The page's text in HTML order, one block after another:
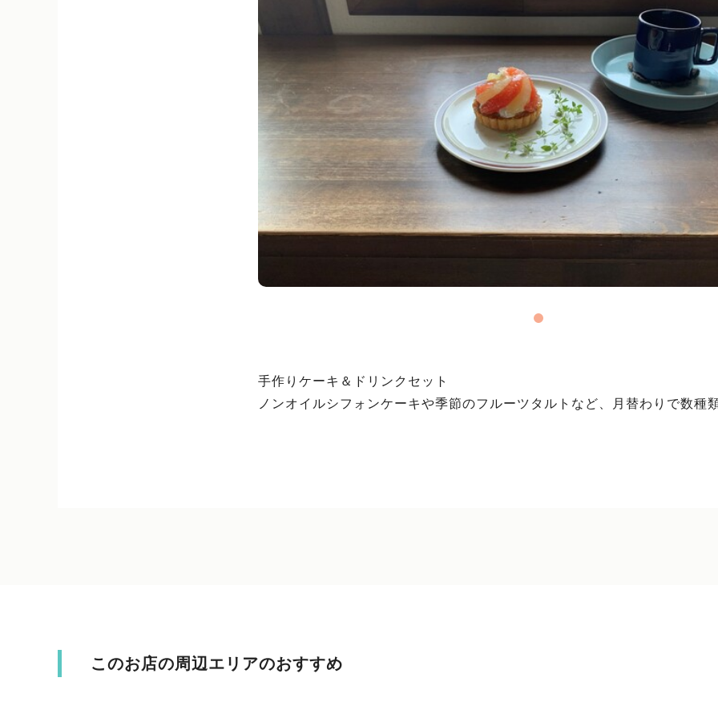
手作りケーキ＆ドリンクセット
ノンオイルシフォンケーキや季節のフルーツタルトなど、月替わりで数種
このお店の周辺エリアのおすすめ